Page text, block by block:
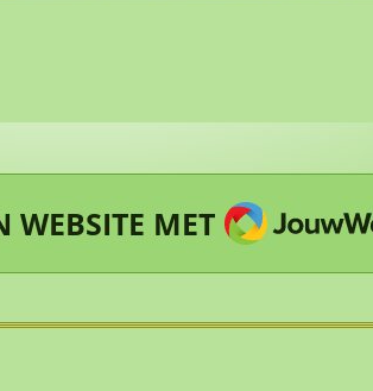
WEBSITE MET JOUWWEB